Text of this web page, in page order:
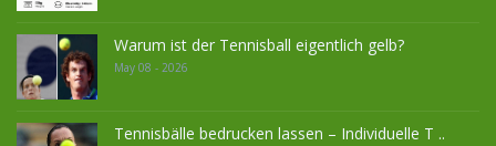
Warum ist der Tennisball eigentlich gelb?
May 08 - 2026
Tennisbälle bedrucken lassen – Individuelle T ..